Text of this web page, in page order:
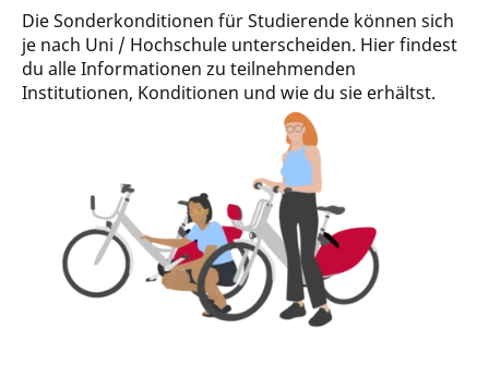
Die Sonderkonditionen für Studierende können sich
je nach Uni / Hochschule unterscheiden. Hier findest
du alle Informationen zu teilnehmenden
Institutionen, Konditionen und wie du sie erhältst.